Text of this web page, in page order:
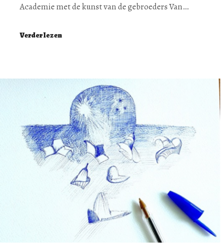
Academie met de kunst van de gebroeders Van…
Verder lezen